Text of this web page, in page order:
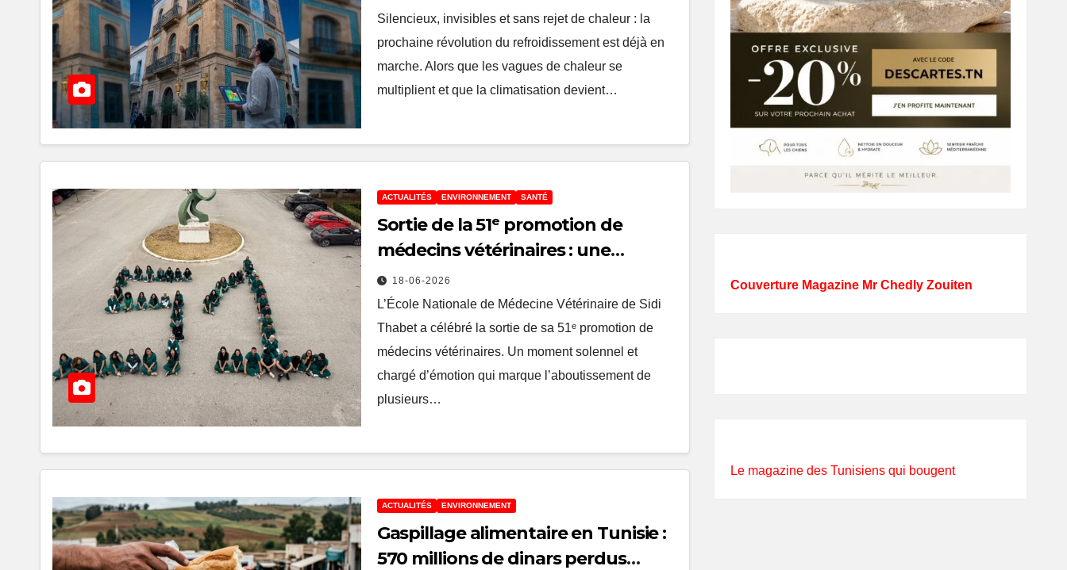
tube ?
Silencieux, invisibles et sans rejet de chaleur : la
prochaine révolution du refroidissement est déjà en
marche. Alors que les vagues de chaleur se
multiplient et que la climatisation devient…
ACTUALITÉS ENVIRONNEMENT SANTÉ
Sortie de la 51ᵉ promotion de
médecins vétérinaires : une
nouvelle génération prête à
relever les défis du monde
professionnel
18-06-2026
L’École Nationale de Médecine Vétérinaire de Sidi
Thabet a célébré la sortie de sa 51ᵉ promotion de
médecins vétérinaires. Un moment solennel et
chargé d’émotion qui marque l’aboutissement de
plusieurs…
ACTUALITÉS ENVIRONNEMENT
Gaspillage alimentaire en Tunisie :
570 millions de dinars perdus
Couverture Magazine Mr Chedly Zouiten
Le magazine des Tunisiens qui bougent